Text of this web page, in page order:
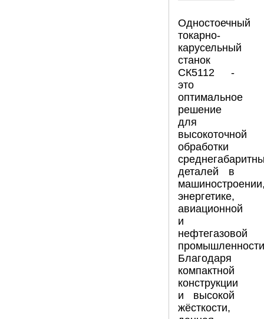
Одностоечный
токарно-
карусельный
станок
СК5112 -
это
оптимальное
решение
для
высокоточной
обработки
деталей в
энергетике,
авиационной
и
нефтегазовой
Благодаря
компактной
конструкции
и высокой
жёсткости,